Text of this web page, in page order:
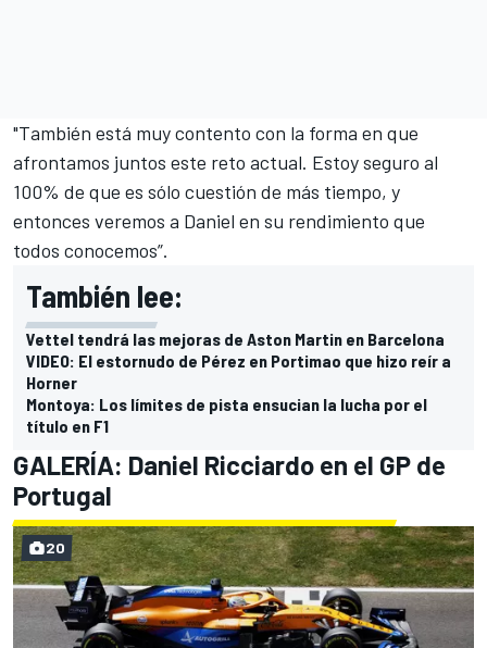
"También está muy contento con la forma en que
afrontamos juntos este reto actual. Estoy seguro al
100% de que es sólo cuestión de más tiempo, y
entonces veremos a Daniel en su rendimiento que
todos conocemos”.
También lee:
Vettel tendrá las mejoras de Aston Martin en Barcelona
VIDEO: El estornudo de Pérez en Portimao que hizo reír a
Horner
Montoya: Los límites de pista ensucian la lucha por el
título en F1
GALERÍA: Daniel Ricciardo en el GP de
Portugal
20